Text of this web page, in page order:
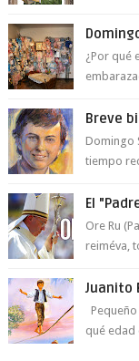
¿Por qué
Breve
Domingo
tiempo
El
Ore Ru
reiméva,
Juanito
qué edad